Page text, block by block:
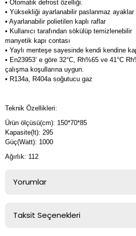
• Otomatik defrost özelliği.
• Yüksekliği ayarlanabilir paslanmaz ayaklar
• Ayarlanabilir polietilen kaplı raflar
• Kullanıcı tarafından sökülüp temizlenebilir
manyetik kapı contası
• Yaylı menteşe sayesinde kendi kendine
• En23953’ e göre 32°C, Rh%65 ve 41°C
çalışma koşullarına uygun.
• R134a, R404a soğutucu gaz
Teknik Özellikleri:
Ürün ölçüsü(cm): 150*70*85
Kapasite(lt): 295
Güç(Watt): 1000
Ağırlık: 112
Yorumlar
Taksit Seçenekleri